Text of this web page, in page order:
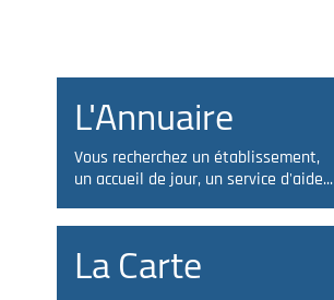
L'Annuaire
Vous recherchez un établissement,
un accueil de jour, un service d'aide...
La Carte